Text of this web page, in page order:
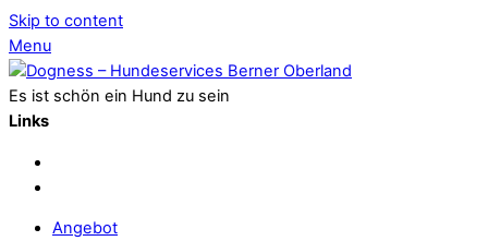
Skip to content
Menu
Es ist schön ein Hund zu sein
Links
Angebot